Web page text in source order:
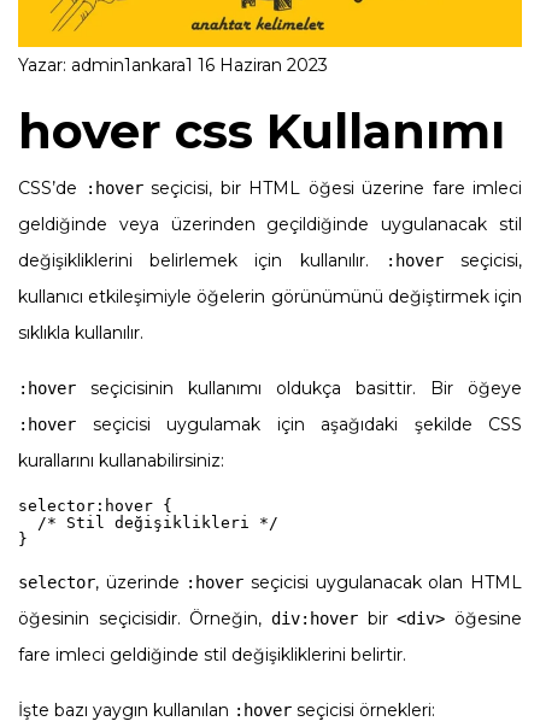
Yazar: admin1ankara1 16 Haziran 2023
hover css Kullanımı
CSS’de :hoverseçicisi, bir HTML öğesi üzerine fare imleci
geldiğinde veya üzerinden geçildiğinde uygulanacak stil
değişikliklerini belirlemek için kullanılır.
:hoverseçicisi,
kullanıcı etkileşimiyle öğelerin görünümünü değiştirmek için
sıklıkla kullanılır.
:hover seçicisinin kullanımı oldukça basittir. Bir öğeye
:hover seçicisi uygulamak için aşağıdaki şekilde CSS
kurallarını kullanabilirsiniz:
selector:hover {
  /* Stil değişiklikleri */
}
selector, üzerinde :hover seçicisi uygulanacak olan HTML
öğesinin seçicisidir. Örneğin, div:hover bir<div> öğesine
fare imleci geldiğinde stil değişikliklerini belirtir.
İşte bazı yaygın kullanılan :hover seçicisi örnekleri: